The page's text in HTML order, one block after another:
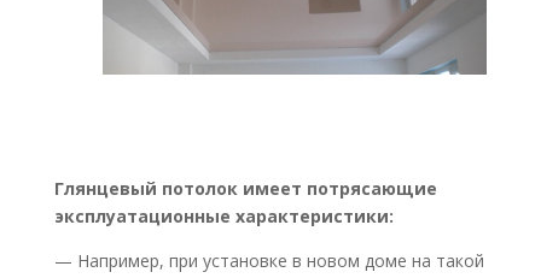
Глянцевый потолок имеет потрясающие
эксплуатационные характеристики:
— Например, при установке в новом доме на такой